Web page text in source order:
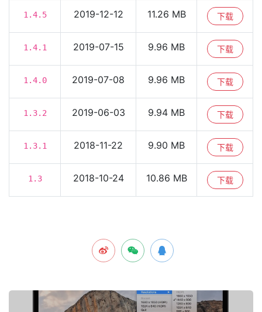
1.4.5 2019-12-12 11.26 MB 下载
1.4.1 2019-07-15 9.96 MB 下载
1.4.0 2019-07-08 9.96 MB 下载
1.3.2 2019-06-03 9.94 MB 下载
1.3.1 2018-11-22 9.90 MB 下载
1.3 2018-10-24 10.86 MB 下载